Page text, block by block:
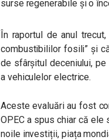
surse regenerabile și o
În raportul de anul
combustibililor fosili” și
de sfârșitul deceniului,
a vehiculelor electrice.
Aceste evaluări au fost
OPEC a spus chiar că ele
noile investiții, piața